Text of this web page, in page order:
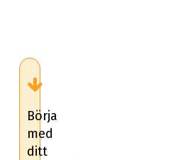
Börja
med
ditt